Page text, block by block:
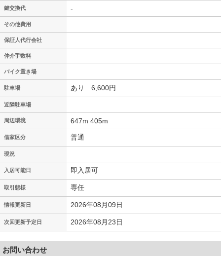
鍵交換代 -
その他費用
保証人代行会社
仲介手数料
バイク置き場
駐車場 あり 6,600円
近隣駐車場
周辺環境 647m 405m
借家区分 普通
現況
入居可能日 即入居可
取引態様 専任
情報更新日 2026年08月09日
次回更新予定日 2026年08月23日
お問い合わせ